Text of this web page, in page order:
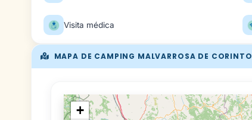
Visita médica
MAPA DE CAMPING MALVARROSA DE CORINTO
+